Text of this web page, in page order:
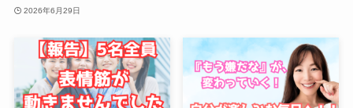
2026年6月29日